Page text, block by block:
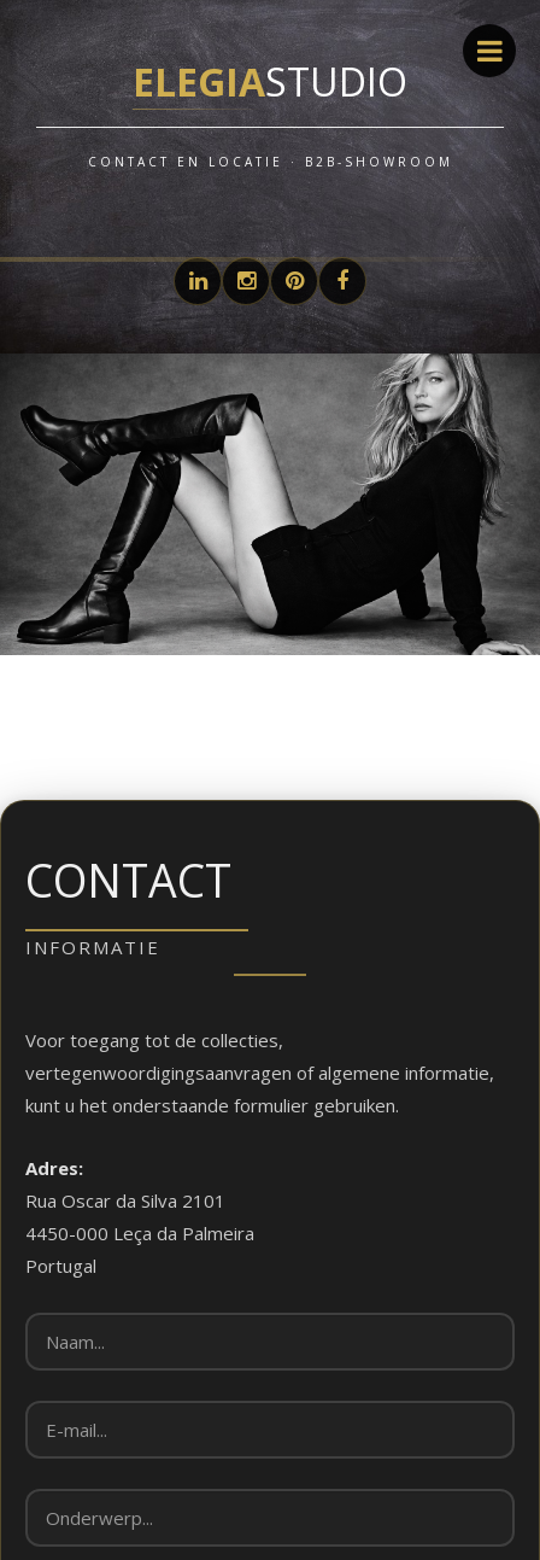
ELEGIASTUDIO
CONTACT EN LOCATIE · B2B-SHOWROOM
CONTACT
INFORMATIE
Voor toegang tot de collecties,
vertegenwoordigingsaanvragen of algemene informatie,
kunt u het onderstaande formulier gebruiken.
Adres:
Rua Oscar da Silva 2101
4450-000 Leça da Palmeira
Portugal